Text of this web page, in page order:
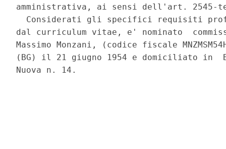
amministrativa, ai sensi dell'art.
Considerati gli specifici requisiti
dal curriculum vitae, e' nominato
Massimo Monzani, (codice fiscale
(BG) il 21 giugno 1954 e domiciliato in